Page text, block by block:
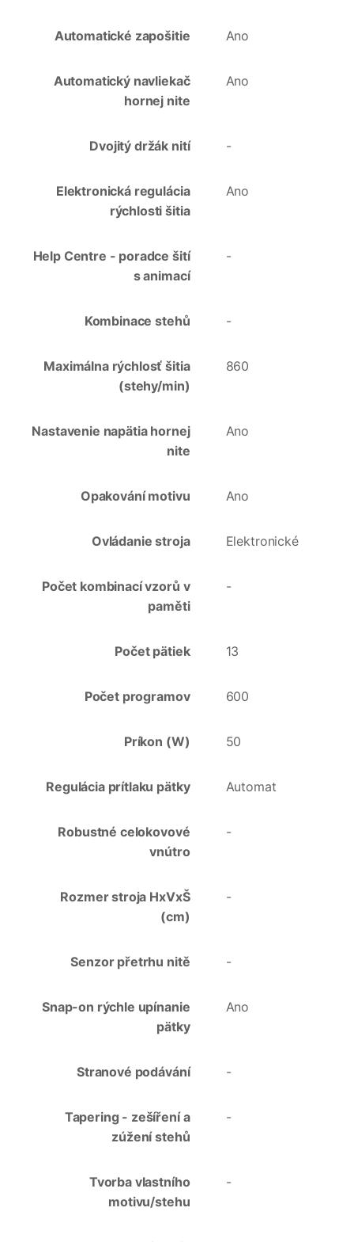
Automatické zapošitie Ano
Automatický navliekač
hornej nite
Ano
Dvojitý držák nití -
Elektronická regulácia
rýchlosti šitia
Ano
Help Centre - poradce šití
s animací
-
Kombinace stehů -
Maximálna rýchlosť šitia
(stehy/min)
860
Nastavenie napätia hornej
nite
Ano
Opakování motivu Ano
Ovládanie stroja Elektronické
Počet kombinací vzorů v
paměti
-
Počet pätiek 13
Počet programov 600
Príkon (W) 50
Regulácia prítlaku pätky Automat
Robustné celokovové
vnútro
-
Rozmer stroja HxVxŠ
(cm)
-
Senzor přetrhu nitě -
Snap-on rýchle upínanie
pätky
Ano
Stranové podávání -
Tapering - zešíření a
zúžení stehů
-
Tvorba vlastního
motivu/stehu
-